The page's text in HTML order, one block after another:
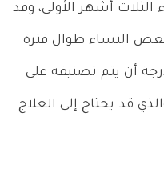
الثلاث أشهر الأولى، وقد
النساء طوال فترة
أن يتم تصنيفه على
قد يحتاج إلى العلاج